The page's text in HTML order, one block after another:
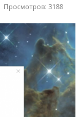
Просмотров: 3188